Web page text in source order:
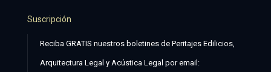
Suscripción
Reciba GRATIS nuestros boletines de Peritajes Edilicios,
Arquitectura Legal y Acústica Legal por email: